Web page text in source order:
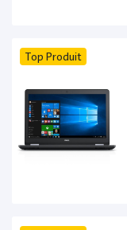
Top Produit